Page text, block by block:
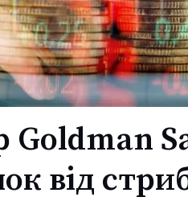
Goldman
від